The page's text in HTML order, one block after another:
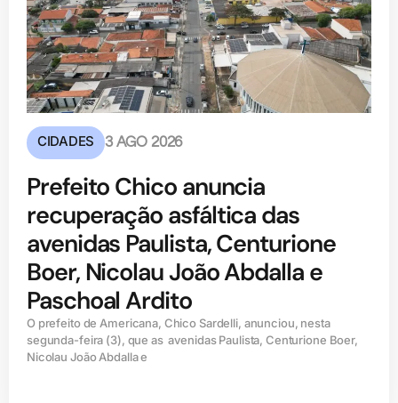
CIDADES 3 AGO 2026
Prefeito Chico anuncia
recuperação asfáltica das
avenidas Paulista, Centurione
Boer, Nicolau João Abdalla e
Paschoal Ardito
O prefeito de Americana, Chico Sardelli, anunciou, nesta
segunda-feira (3), que as avenidas Paulista, Centurione Boer,
Nicolau João Abdalla e